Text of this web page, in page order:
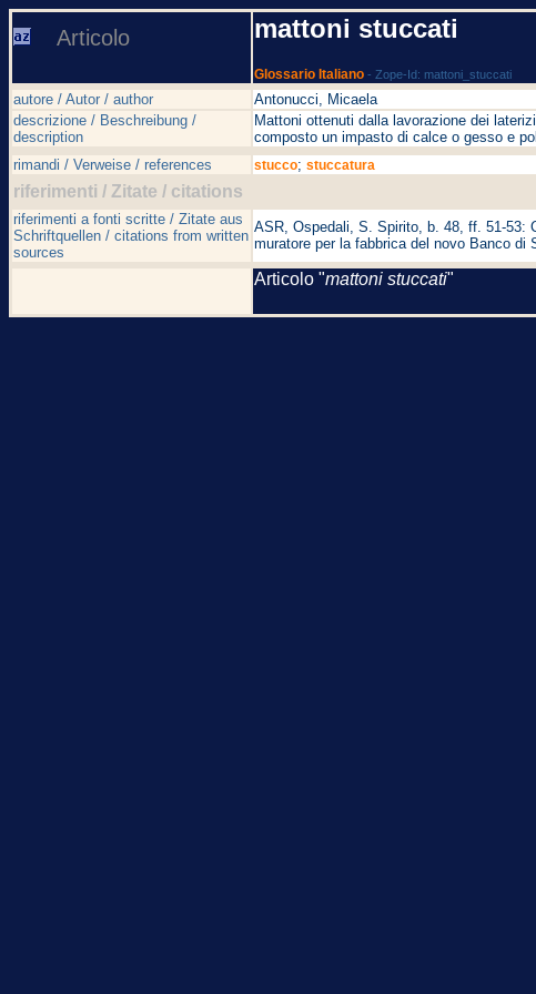
Articolo mattoni stuccati
Glossario Italiano - Zope-Id: mattoni_stuccati
autore / Autor / author
Antonucci, Micaela
descrizione / Beschreibung /
description
Mattoni ottenuti dalla lavorazione dei
composto un impasto di calce o gesso e
rimandi / Verweise / references
stucco;stuccatura
riferimenti / Zitate / citations
riferimenti a fonti scritte / Zitate aus
Schriftquellen / citations from written
sources
ASR, Ospedali, S. Spirito, b. 48, ff. 51-53:
muratore per la fabbrica del novo Banco di
Articolo "mattoni stuccati"